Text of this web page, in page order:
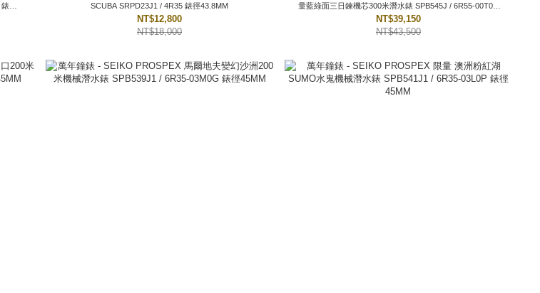
SCUBA SRPD23J1 / 4R35 錶徑43.8MM
NT$12,800
NT$18,000
量藍綠面三日鍊機芯300米潛水錶 SPB545J / 6R55-00T0B
錶徑40MM
NT$39,150
NT$43,500